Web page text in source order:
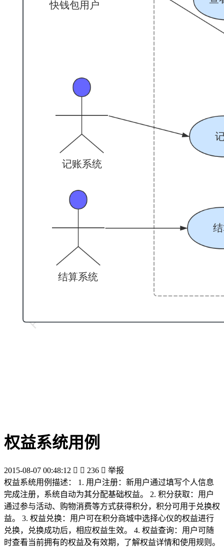
权益系统用例
2015-08-07 00:48:12   236  举报
权益系统用例描述： 1. 用户注册：新用户通过填写个人信息
完成注册，系统自动为其分配基础权益。 2. 积分获取：用户
通过参与活动、购物消费等方式获得积分，积分可用于兑换权
益。 3. 权益兑换：用户可在积分商城中选择心仪的权益进行
兑换，兑换成功后，相应权益生效。 4. 权益查询：用户可随
时查看当前拥有的权益及有效期，了解权益详情和使用规则。